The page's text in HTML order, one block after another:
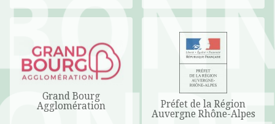
Grand Bourg
Agglomération
Préfet de la Région
Auvergne Rhône-Alpes